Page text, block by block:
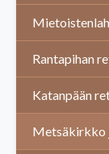
Rantapihan
Katanpään
Metsäkirkko